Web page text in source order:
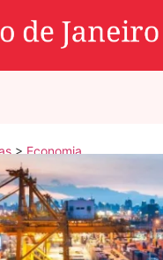
>Economia